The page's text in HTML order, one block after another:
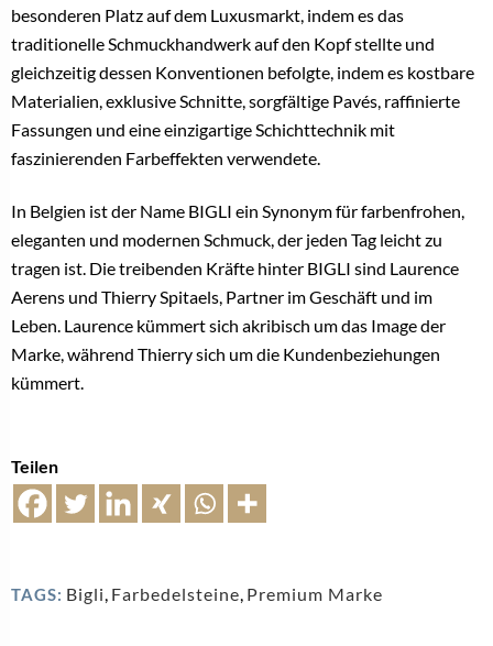
besonderen Platz auf dem Luxusmarkt, indem es das
traditionelle Schmuckhandwerk auf den Kopf stellte und
gleichzeitig dessen Konventionen befolgte, indem es kostbare
Materialien, exklusive Schnitte, sorgfältige Pavés, raffinierte
Fassungen und eine einzigartige Schichttechnik mit
faszinierenden Farbeffekten verwendete.
In Belgien ist der Name BIGLI ein Synonym für farbenfrohen,
eleganten und modernen Schmuck, der jeden Tag leicht zu
tragen ist. Die treibenden Kräfte hinter BIGLI sind Laurence
Aerens und Thierry Spitaels, Partner im Geschäft und im
Leben. Laurence kümmert sich akribisch um das Image der
Marke, während Thierry sich um die Kundenbeziehungen
kümmert.
Teilen
TAGS: Bigli, Farbedelsteine, Premium Marke